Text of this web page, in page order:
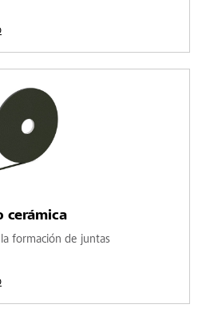
cerámica
formación de juntas